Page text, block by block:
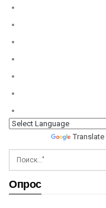
Translate
Опрос